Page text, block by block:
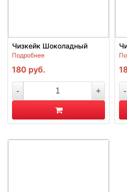
Чизкейк Шоколадный
Подробнее
180 руб.
- + -